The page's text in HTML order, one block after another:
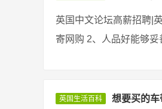
英国中文论坛高薪招聘|
寄网购 2、人品好能够
英国生活百科 想要买的车